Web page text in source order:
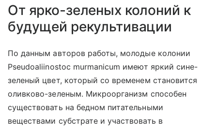
От ярко-зеленых колоний к
будущей рекультивации
По данным авторов работы, молодые колонии
Pseudoaliinostoc murmanicum имеют яркий сине-
зеленый цвет, который со временем становится
оливково-зеленым. Микроорганизм способен
существовать на бедном питательными
веществами субстрате и участвовать в